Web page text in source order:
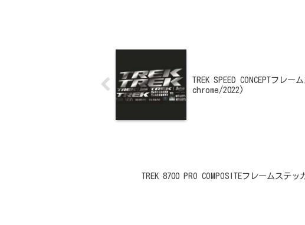
TREK SPEED CONCEPTフ
chrome/2022)
TREK 8700 PRO COMPOSITEフレームステ